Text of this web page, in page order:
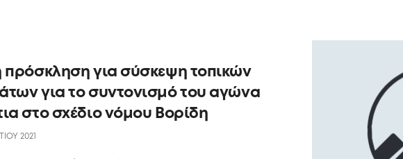
πρόσκληση για σύσκεψη τοπικών
για το συντονισμό του αγώνα
στο σχέδιο νόμου Βορίδη
2021